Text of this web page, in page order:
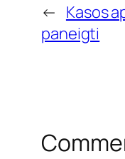
← Kasos
paneigti